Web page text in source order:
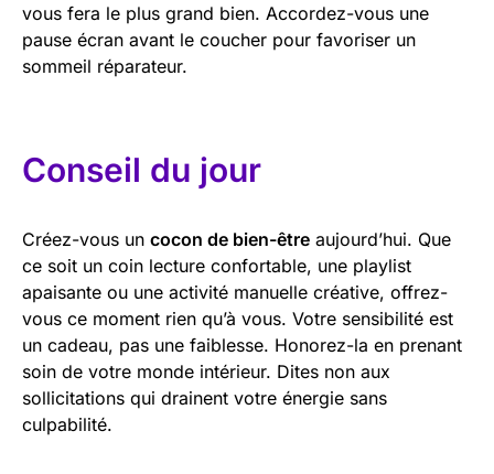
vous fera le plus grand bien. Accordez-vous une
pause écran avant le coucher pour favoriser un
sommeil réparateur.
Conseil du jour
Créez-vous un cocon de bien-être aujourd’hui. Que
ce soit un coin lecture confortable, une playlist
apaisante ou une activité manuelle créative, offrez-
vous ce moment rien qu’à vous. Votre sensibilité est
un cadeau, pas une faiblesse. Honorez-la en prenant
soin de votre monde intérieur. Dites non aux
sollicitations qui drainent votre énergie sans
culpabilité.